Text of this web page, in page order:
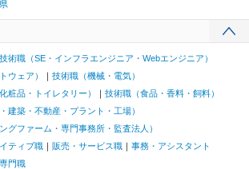
技術職（SE・インフラエンジニア・Webエンジニア）
ウェア）
技術職（機械・電気）
粧品・トイレタリー）
技術職（食品・香料・飼料）
建築・不動産・プラント・工場）
グファーム・専門事務所・監査法人）
ティブ職
販売・サービス職
事務・アシスタント
門職